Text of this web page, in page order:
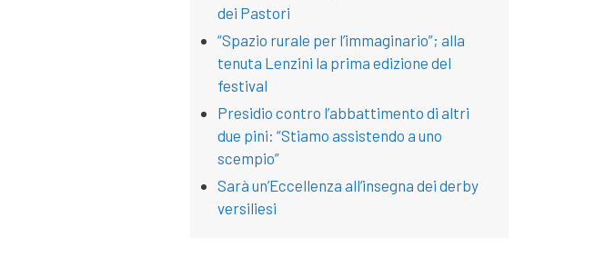
dei Pastori
“Spazio rurale per l’immaginario”; alla
tenuta Lenzini la prima edizione del
festival
Presidio contro l’abbattimento di altri
due pini: “Stiamo assistendo a uno
scempio”
Sarà un’Eccellenza all’insegna dei derby
versiliesi